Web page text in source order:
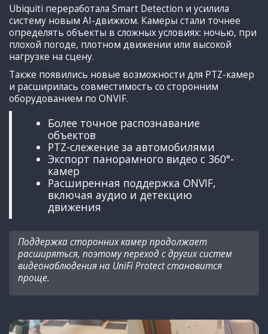
Ubiquiti переработала Smart Detection и усилила
систему новым AI-движком. Камеры стали точнее
определять объекты в сложных условиях: ночью, при
плохой погоде, плотном движении или высокой
нагрузке на сцену.
Также появились новые возможности для PTZ-камер
и расширилась совместимость со сторонним
оборудованием по ONVIF.
Более точное распознавание
объектов
PTZ-слежение за автомобилями
Экспорт панорамного видео с 360°-
камер
Расширенная поддержка ONVIF,
включая аудио и детекцию
движения
Поддержка сторонних камер продолжает
расширяться, поэтому переход с других систем
видеонаблюдения на UniFi Protect становится
проще.